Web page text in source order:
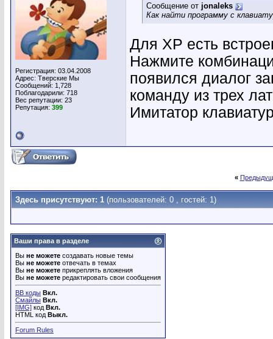
Регистрация: 03.04.2008
Адрес: Тверские Мы
Сообщений: 1,728
Поблагодарили: 718
Вес репутации: 23
Репутация: 399
Сообщение от jonaleks
Как найти программу с
Для ХР есть
Нажмите
появился диалог
команду из трех
Имитатор
«
Здесь присутствуют: 1 (пользователей: 0 , гостей: 1)
Ваши права в разделе
Вы не можете создавать новые темы
Вы не можете отвечать в темах
Вы не можете прикреплять вложения
Вы не можете редактировать свои сообщения
BB коды Вкл.
Смайлы Вкл.
[IMG] код Вкл.
HTML код Выкл.
Forum Rules